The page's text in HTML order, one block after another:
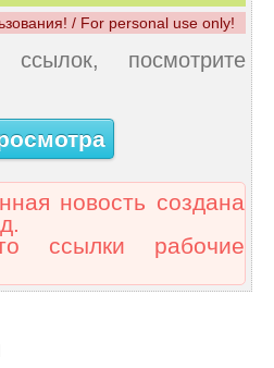
/ For personal use only!
посмотрите
новость создана
ссылки рабочие